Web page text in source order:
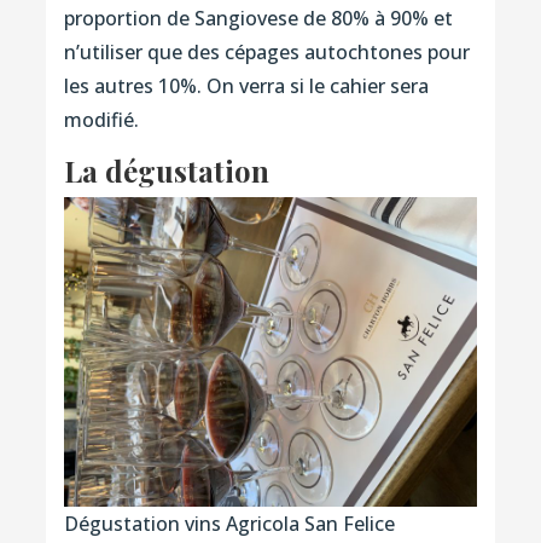
proportion de Sangiovese de 80% à 90% et
n’utiliser que des cépages autochtones pour
les autres 10%. On verra si le cahier sera
modifié.
La dégustation
Dégustation vins Agricola San Felice